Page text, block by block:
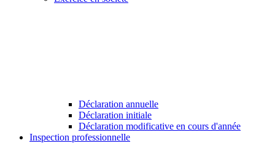
Déclaration annuelle
Déclaration initiale
Déclaration modificative en cours d'année
Inspection professionnelle